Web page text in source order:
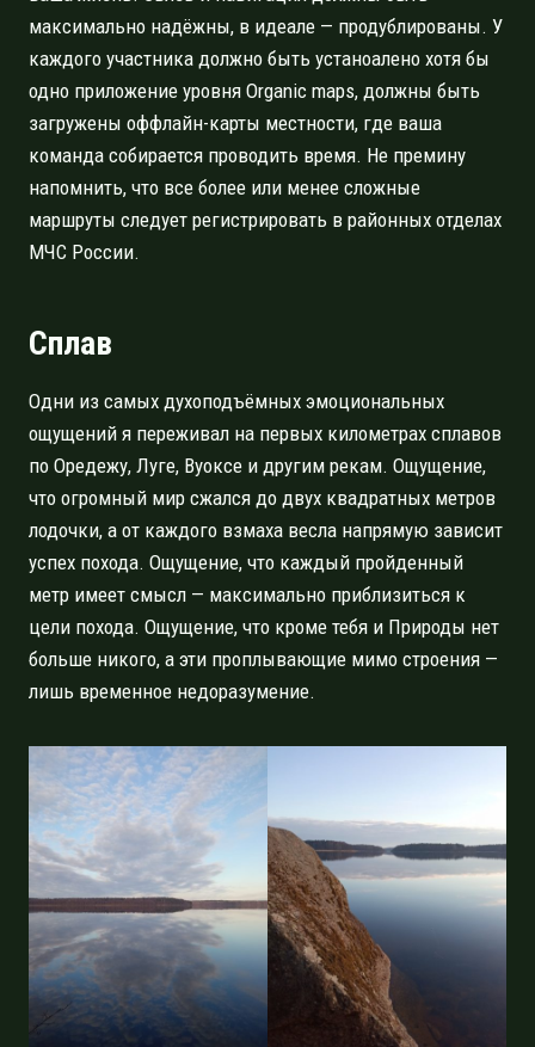
максимально надёжны, в идеале — продублированы. У
каждого участника должно быть устаноалено хотя бы
одно приложение уровня Organic maps, должны быть
загружены оффлайн-карты местности, где ваша
команда собирается проводить время. Не премину
напомнить, что все более или менее сложные
маршруты следует регистрировать в районных отделах
МЧС России.
Сплав
Одни из самых духоподъёмных эмоциональных
ощущений я переживал на первых километрах сплавов
по Оредежу, Луге, Вуоксе и другим рекам. Ощущение,
что огромный мир сжался до двух квадратных метров
лодочки, а от каждого взмаха весла напрямую зависит
успех похода. Ощущение, что каждый пройденный
метр имеет смысл — максимально приблизиться к
цели похода. Ощущение, что кроме тебя и Природы нет
больше никого, а эти проплывающие мимо строения —
лишь временное недоразумение.